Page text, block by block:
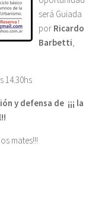
será Guiada
por Ricardo
Barbetti,
14.30hs
y defensa de ¡¡¡ la
mates!!!